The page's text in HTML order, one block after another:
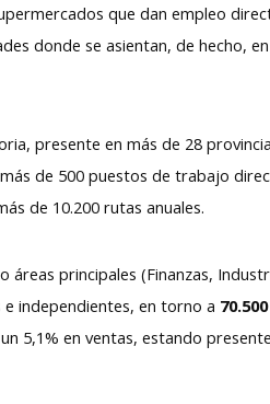
que dan empleo
donde se asientan, de hecho,
presente en más de 28
de 500 puestos de trabajo
de 10.200 rutas anuales.
áreas principales (Finanzas,
independientes, en torno a
5,1% en ventas, estando